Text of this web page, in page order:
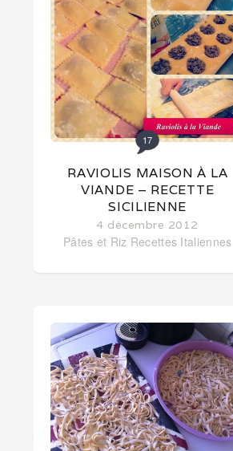
17
RAVIOLIS MAISON À LA
VIANDE – RECETTE
SICILIENNE
4 décembre 2012
Pâtes et Riz Recettes Italiennes